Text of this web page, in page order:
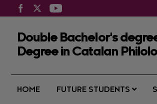
Double Bachelor's
Degree in Catalan
HOME FUTURE STUDENTS